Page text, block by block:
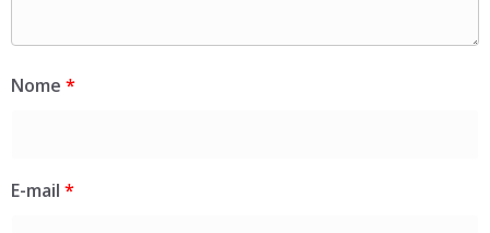
Nome *
E-mail *